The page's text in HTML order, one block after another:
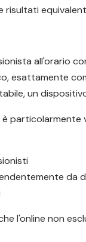
all'orario
esattamente
un
è particolarmente
da
l'online non